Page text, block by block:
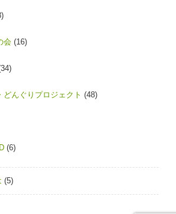
会 (16)
どんぐりプロジェクト (48)
(6)
(5)